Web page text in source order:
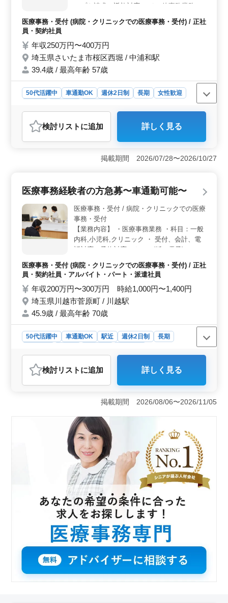
セプト請求、返礼対応 ・その他事務業務全
医療秘書、クラーク、介護事務、調剤事務な
ア多数！ 入院、外来、健診など多くの患者
様が訪れる受付窓口を支えて頂ける方を募集
します。
医療事務・受付 (病院・クリニックでの医療事務・受付) / 正社
員・契約社員
年収250万円〜400万円
埼玉県さいたま市桜区西堀 / 中浦和駅
39.4歳 / 最高年齢 57歳
50代活躍中 車通勤OK 週休2日制 長期
女性歓迎
おすすめポイント
＜これまでの経験を活かせる＞ 受付・会計・レセプト
請求・返礼対応などの業務を担当します。医療秘書やク
活躍しており、年齢面にとらわれることなく培った知識
プライベートとを両立しながら、長く働きたい方におす
院・外来・健診など、多くの患者様が訪れる受付窓口を
担当します。 経験を活かし、周囲と協力して患者様へ
の案内から事務処理まで幅広く携わり、病院の窓口を支
える、大変やりがいのあるお仕事です。
検討リスト に追加 詳しく見る
掲載期間 2026/07/28〜2026/10/27
医療事務経験者の方急募〜車通勤可能〜
医療事務・受付 / 病院・クリニックでの医療
事務・受付
【業務内容】 ・医療事務業務 ・科目：一般
内科,小児科,クリニック ・ 受付、会計、電
話対応、予約対応、カルテ(紙・電子) ・レセ
通費全額支給 40代以上の医療事務経験者で
即日勤務できる方急募いたします 医療事務
に興味ある方ご応募お待ちしております。
医療事務・受付 (病院・クリニックでの医療事務・受付) / 正社
員・契約社員・アルバイト・パート・派遣社員
年収200万円〜300万円 時給1,000円〜1,400円
埼玉県川越市菅原町 / 川越駅
45.9歳 / 最高年齢 70歳
50代活躍中 車通勤OK 駅近 週休2日制
長期
医療事務・受付
おすすめポイント
＜経験者優遇の病院事務＞ 医療事務経験者の方急募！
業務は多岐にわたり、一般内科、小児科、クリニックの
医療事務を担当します。受付、会計、電話、予約、カル
テ管理、レセプト作成など、広範で充実した業務が期待
できます。 ＜車通勤の利便性＞ このクリニックで
の勤務は、川越駅からアクセスが良い好立地です。車通
勤も可能となっています。交通費は全額支給されるた
め、通勤の負担が軽減されます。 ＜働きやすい環境
＞ 週休2日制で、長期の雇用が見込まれるため、仕事と
生活のバランスが取りやすいです。女性の方も歓迎さ
れ、50代以上の経験豊富な方が活躍中です。また、充実
の福利厚生が整っており、安心してお仕事に集中できま
検討リスト に追加 詳しく見る
掲載期間 2026/08/06〜2026/11/05